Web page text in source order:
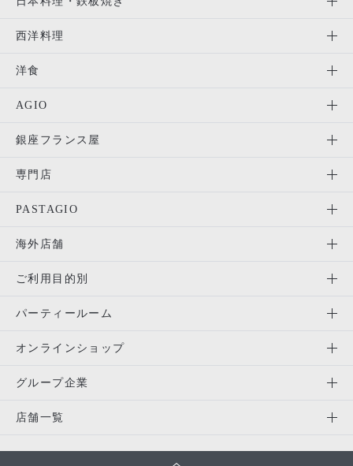
西洋料理
洋食
AGIO
銀座フランス屋
専門店
PASTAGIO
海外店舗
ご利用目的別
パーティールーム
オンラインショップ
グループ企業
店舗一覧